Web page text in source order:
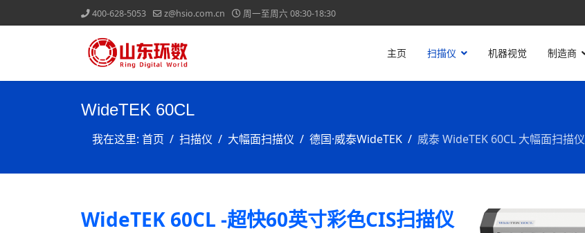
400-628-5053 z@hsio.com.cn 周一至周六 08:30-18:30
主页 扫描仪 机器视觉 制造商
WideTEK 60CL
我在这里: 首页 扫描仪 大幅面扫描仪 德国·威泰WideTEK 威泰 WideTEK 60CL 大幅面扫描仪
WideTEK 60CL -超快60英寸彩色CIS扫描仪